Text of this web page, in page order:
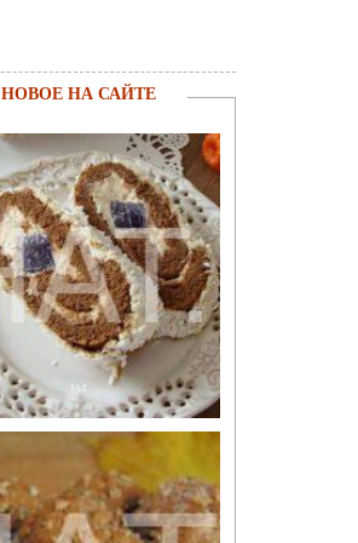
НОВОЕ НА САЙТЕ